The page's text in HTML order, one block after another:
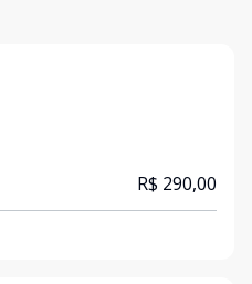
R$ 290,00